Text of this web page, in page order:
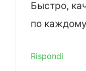
Быстро,
по
Rispondi